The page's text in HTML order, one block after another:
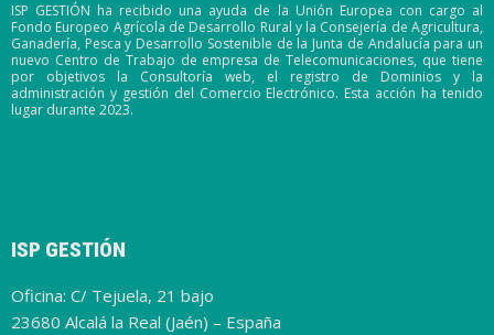
ISP GESTIÓN ha recibido una ayuda de la Unión Europea con cargo al
Fondo Europeo Agrícola de Desarrollo Rural y la Consejería de Agricultura,
Ganadería, Pesca y Desarrollo Sostenible de la Junta de Andalucía para un
nuevo Centro de Trabajo de empresa de Telecomunicaciones, que tiene
por objetivos la Consultoría web, el registro de Dominios y la
administración y gestión del Comercio Electrónico. Esta acción ha tenido
lugar durante 2023.
ISP GESTIÓN
Oficina: C/ Tejuela, 21 bajo
23680 Alcalá la Real (Jaén) – España